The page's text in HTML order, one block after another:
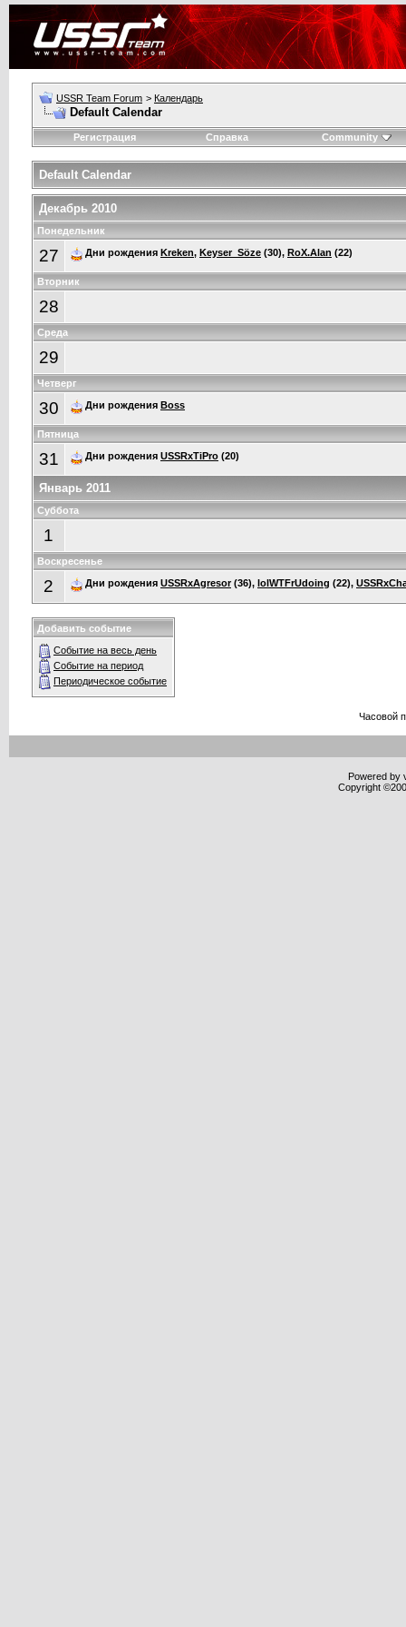
USSR Team Forum > Календарь
Default Calendar
Регистрация Справка Community
Default Calendar
Декабрь 2010
Понедельник
27 Дни рождения Kreken, Keyser_Söze (30), RoX.Alan (22)
Вторник
28
Среда
29
Четверг
30 Дни рождения Boss
Пятница
31 Дни рождения USSRxTiPro (20)
Январь 2011
Суббота
1
Воскресенье
2 Дни рождения USSRxAgresor(36), lolWTFrUdoing (22),
Добавить событие
Событие на весь день
Событие на период
Периодическое событие
Часовой
Powered by
Copyright